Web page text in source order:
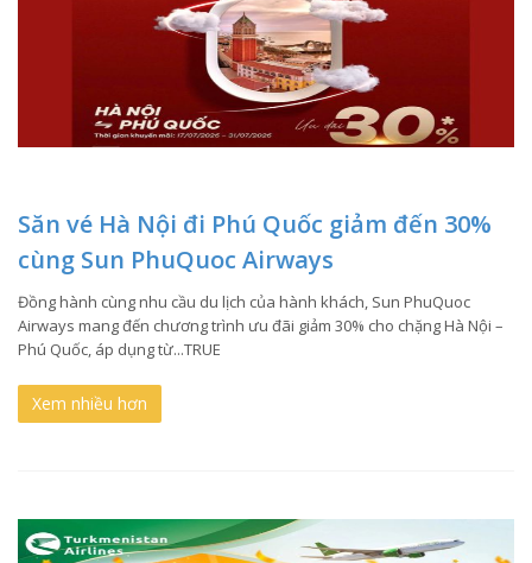
Săn vé Hà Nội đi Phú Quốc giảm đến 30%
cùng Sun PhuQuoc Airways
Đồng hành cùng nhu cầu du lịch của hành khách, Sun PhuQuoc
Airways mang đến chương trình ưu đãi giảm 30% cho chặng Hà Nội –
Phú Quốc, áp dụng từ...TRUE
Xem nhiều hơn